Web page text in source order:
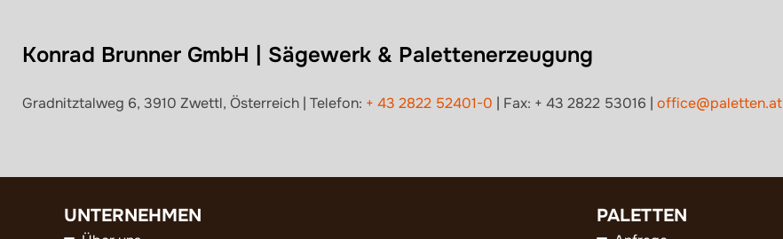
Konrad Brunner GmbH | Sägewerk & Palettenerzeugung
Gradnitztalweg 6, 3910 Zwettl, Österreich | Telefon: + 43 2822 52401-0 | Fax: + 43 2822 53016 | office@paletten.at
UNTERNEHMEN PALETTEN